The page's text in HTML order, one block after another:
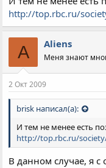
http://top.rbc.ru/
A Aliens
Меня знают
2 Окт 2009
brisk написал(а):
И тем не менее есть
http://top.rbc.ru/
В данном случае, я с